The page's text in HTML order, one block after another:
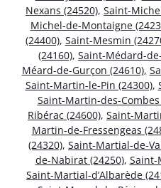
Nexans (24520), Saint-
Michel-de-Montaigne
(24400), Saint-Mesmin
(24160), Saint-Médard-
Méard-de-Gurçon (24610),
Saint-Martin-le-Pin (24300),
Saint-Martin-des-Combes
Ribérac (24600), Saint-
Martin-de-Fressengeas
(24320), Saint-Martial-de-
de-Nabirat (24250), Saint-
Saint-Martial-d’Albarède